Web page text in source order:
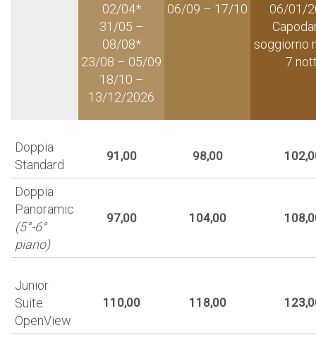
02/04*
31/05 –
08/08*
23/08 – 05/09
18/10 –
13/12/2026
06/09 – 17/10
06/01/
soggiorno
7
Doppia
Standard
91,00 98,00
Doppia
Panoramic
(5°-6°
piano)
97,00 104,00
Junior
Suite
OpenView
110,00 118,00